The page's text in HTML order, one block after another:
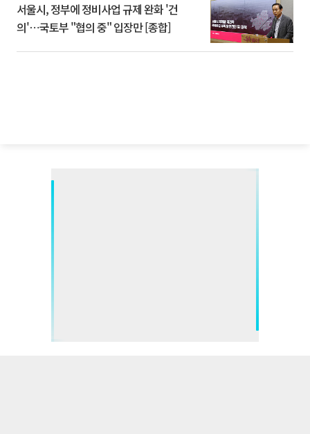
서울시, 정부에 정비사업 규제 완화 '건
의'⋯국토부 "협의 중" 입장만 [종합]